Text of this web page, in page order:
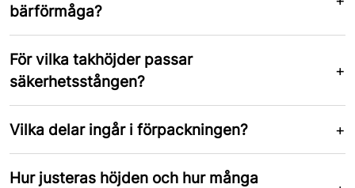
bärförmåga?
För vilka takhöjder passar
säkerhetsstången?
Vilka delar ingår i förpackningen?
Hur justeras höjden och hur många